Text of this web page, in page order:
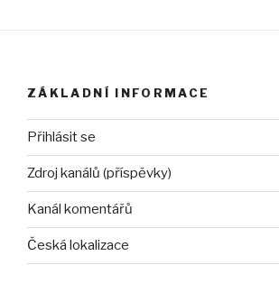
ZÁKLADNÍ INFORMACE
Přihlásit se
Zdroj kanálů (příspěvky)
Kanál komentářů
Česká lokalizace